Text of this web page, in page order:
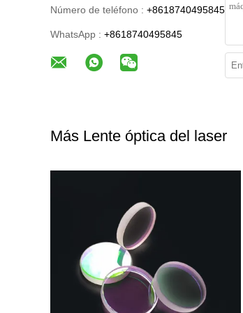
Número de teléfono : +8618740495845
WhatsApp : +8618740495845
Más Lente óptica del laser